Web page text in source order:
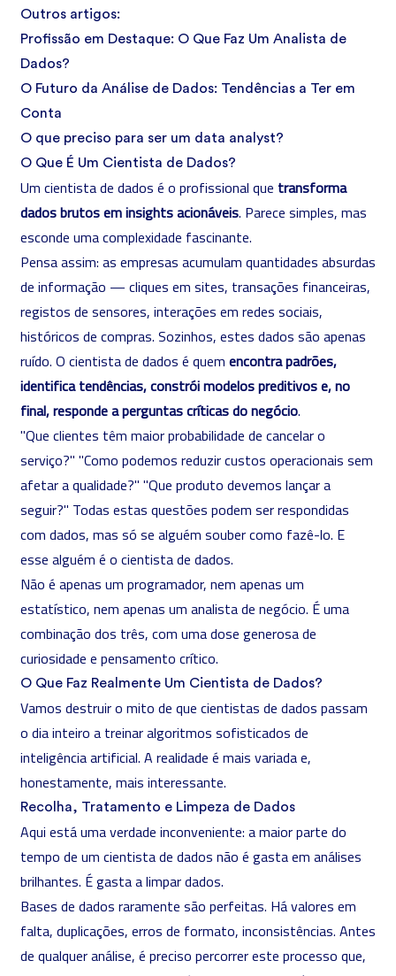
Outros artigos:
Profissão em Destaque: O Que Faz Um Analista de
Dados?
O Futuro da Análise de Dados: Tendências a Ter em
Conta
O que preciso para ser um data analyst?
O Que É Um Cientista de Dados?
Um cientista de dados é o profissional que transforma
dados brutos em insights acionáveis. Parece simples, mas
esconde uma complexidade fascinante.
Pensa assim: as empresas acumulam quantidades absurdas
de informação — cliques em sites, transações financeiras,
registos de sensores, interações em redes sociais,
históricos de compras. Sozinhos, estes dados são apenas
ruído. O cientista de dados é quem encontra padrões,
identifica tendências, constrói modelos preditivos e, no
final, responde a perguntas críticas do negócio.
"Que clientes têm maior probabilidade de cancelar o
serviço?" "Como podemos reduzir custos operacionais sem
afetar a qualidade?" "Que produto devemos lançar a
seguir?" Todas estas questões podem ser respondidas
com dados, mas só se alguém souber como fazê-lo. E
esse alguém é o cientista de dados.
Não é apenas um programador, nem apenas um
estatístico, nem apenas um analista de negócio. É uma
combinação dos três, com uma dose generosa de
curiosidade e pensamento crítico.
O Que Faz Realmente Um Cientista de Dados?
Vamos destruir o mito de que cientistas de dados passam
o dia inteiro a treinar algoritmos sofisticados de
inteligência artificial. A realidade é mais variada e,
honestamente, mais interessante.
Recolha, Tratamento e Limpeza de Dados
Aqui está uma verdade inconveniente: a maior parte do
tempo de um cientista de dados não é gasta em análises
brilhantes. É gasta a limpar dados.
Bases de dados raramente são perfeitas. Há valores em
falta, duplicações, erros de formato, inconsistências. Antes
de qualquer análise, é preciso percorrer este processo que,